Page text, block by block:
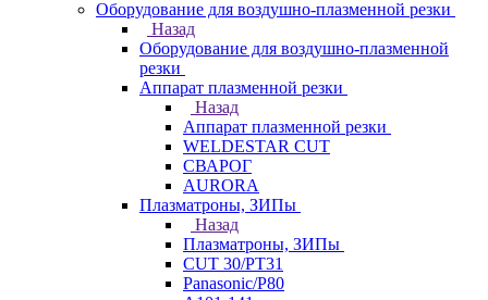
Оборудование для воздушно-плазменной резки
Назад
Оборудование для воздушно-плазменной
резки
Аппарат плазменной резки
Назад
Аппарат плазменной резки
WELDESTAR CUT
СВАРОГ
AURORA
Плазматроны, ЗИПы
Назад
Плазматроны, ЗИПы
CUT 30/PT31
Panasonic/P80